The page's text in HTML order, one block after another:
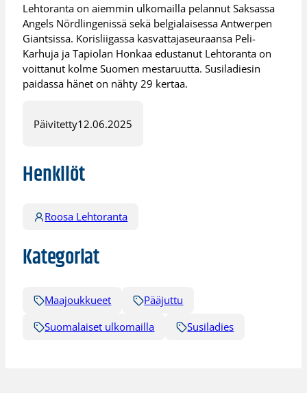
Lehtoranta on aiemmin ulkomailla pelannut Saksassa
Angels Nördlingenissä sekä belgialaisessa Antwerpen
Giantsissa. Korisliigassa kasvattajaseuraansa Peli-
Karhuja ja Tapiolan Honkaa edustanut Lehtoranta on
voittanut kolme Suomen mestaruutta. Susiladiesin
paidassa hänet on nähty 29 kertaa.
Päivitetty12.06.2025
Henkilöt
Roosa Lehtoranta
Kategoriat
Maajoukkueet
Pääjuttu
Suomalaiset ulkomailla
Susiladies